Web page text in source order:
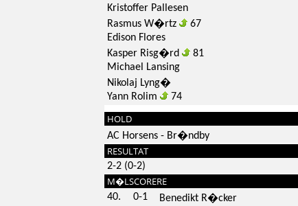
Kristoffer Pallesen
Rasmus W�rtz
67
Edison Flores
Kasper Risg�rd
81
Michael Lansing
Nikolaj Lyng�
Yann Rolim
74
HOLD
AC Horsens - Br�ndby
RESULTAT
2-2 (0-2)
M�LSCORERE
40. 0-1 Benedikt R�cker